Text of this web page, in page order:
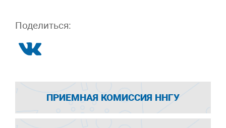
Поделиться:
ПРИЕМНАЯ КОМИССИЯ ННГУ